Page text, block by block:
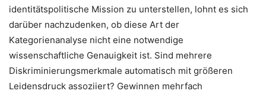
identitätspolitische Mission zu unterstellen, lohnt es sich
darüber nachzudenken, ob diese Art der
Kategorienanalyse nicht eine notwendige
wissenschaftliche Genauigkeit ist. Sind mehrere
Diskriminierungsmerkmale automatisch mit größeren
Leidensdruck assoziiert? Gewinnen mehrfach